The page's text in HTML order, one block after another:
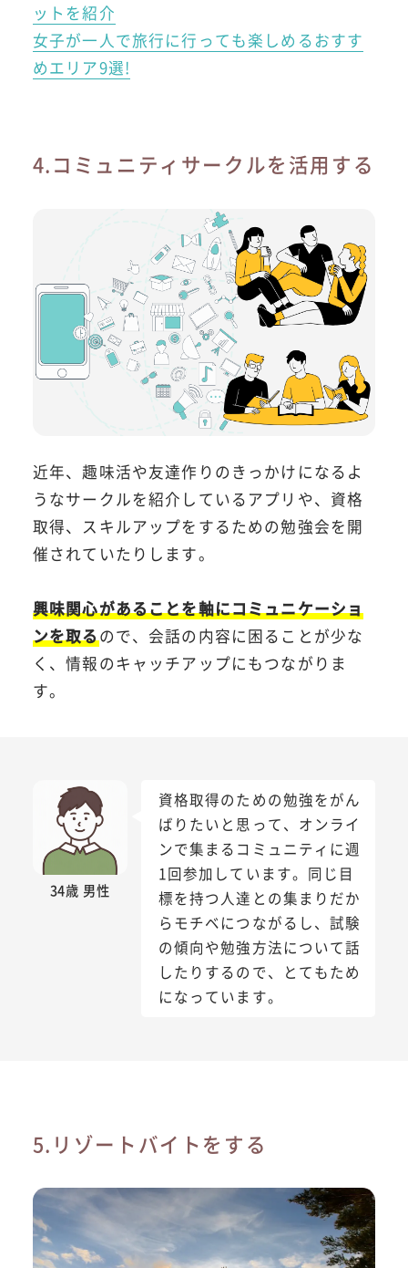
ットを紹介
女子が一人で旅行に行っても楽しめるおすす
めエリア9選!
4.コミュニティサークルを活用する
近年、趣味活や友達作りのきっかけになるよ
うなサークルを紹介しているアプリや、資格
取得、スキルアップをするための勉強会を開
催されていたりします。
興味関心があることを軸にコミュニケーショ
ンを取るので、会話の内容に困ることが少な
く、情報のキャッチアップにもつながりま
す。
34歳 男性
資格取得のための勉強をがん
ばりたいと思って、オンライ
ンで集まるコミュニティに週
1回参加しています。同じ目
標を持つ人達との集まりだか
らモチベにつながるし、試験
の傾向や勉強方法について話
したりするので、とてもため
になっています。
5.リゾートバイトをする